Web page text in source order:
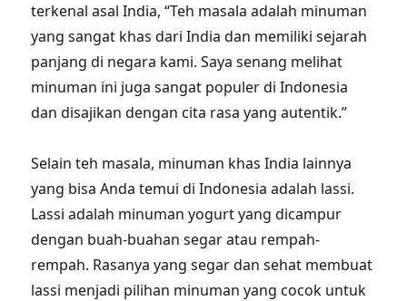
terkenal asal India, “Teh masala adalah minuman
yang sangat khas dari India dan memiliki sejarah
panjang di negara kami. Saya senang melihat
minuman ini juga sangat populer di Indonesia
dan disajikan dengan cita rasa yang autentik.”
Selain teh masala, minuman khas India lainnya
yang bisa Anda temui di Indonesia adalah lassi.
Lassi adalah minuman yogurt yang dicampur
dengan buah-buahan segar atau rempah-
rempah. Rasanya yang segar dan sehat membuat
lassi menjadi pilihan minuman yang cocok untuk